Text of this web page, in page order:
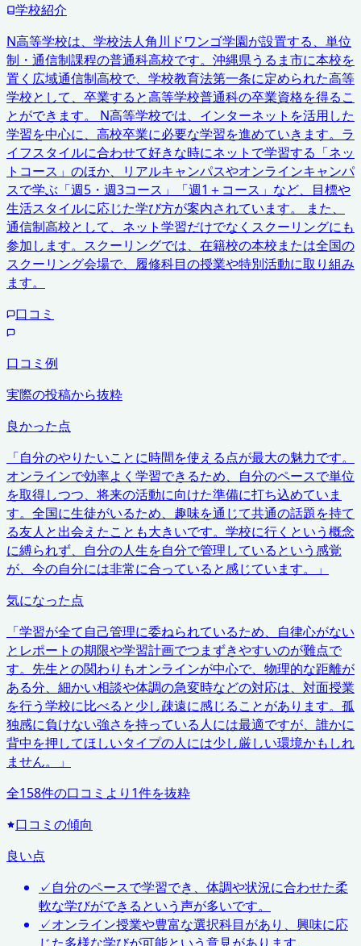
学校紹介
N高等学校は、学校法人角川ドワンゴ学園が設置する、単位
制・通信制課程の普通科高校です。沖縄県うるま市に本校を
置く広域通信制高校で、学校教育法第一条に定められた高等
学校として、卒業すると高等学校普通科の卒業資格を得るこ
とができます。 N高等学校では、インターネットを活用した
学習を中心に、高校卒業に必要な学習を進めていきます。ラ
イフスタイルに合わせて好きな時にネットで学習する「ネッ
トコース」のほか、リアルキャンパスやオンラインキャンパ
スで学ぶ「週5・週3コース」「週1＋コース」など、目標や
生活スタイルに応じた学び方が案内されています。 また、
通信制高校として、ネット学習だけでなくスクーリングにも
参加します。スクーリングでは、在籍校の本校または全国の
スクーリング会場で、履修科目の授業や特別活動に取り組み
ます。
口コミ
口コミ例
実際の投稿から抜粋
良かった点
「自分のやりたいことに時間を使える点が最大の魅力です。
オンラインで効率よく学習できるため、自分のペースで単位
を取得しつつ、将来の活動に向けた準備に打ち込めていま
す。全国に生徒がいるため、趣味を通じて共通の話題を持て
る友人と出会えたことも大きいです。学校に行くという概念
に縛られず、自分の人生を自分で管理しているという感覚
が、今の自分には非常に合っていると感じています。 」
気になった点
「学習が全て自己管理に委ねられているため、自律心がない
とレポートの期限や学習計画でつまずきやすいのが難点で
す。先生との関わりもオンラインが中心で、物理的な距離が
ある分、細かい相談や体調の急変時などの対応は、対面授業
を行う学校に比べると少し疎遠に感じることがあります。孤
独感に負けない強さを持っている人には最適ですが、誰かに
背中を押してほしいタイプの人には少し厳しい環境かもしれ
ません。 」
全158件の口コミより 1件を抜粋
口コミの傾向
良い点
✓自分のペースで学習でき、体調や状況に合わせた柔
軟な学びができるという声が多いです。
✓オンライン授業や豊富な選択科目があり、興味に応